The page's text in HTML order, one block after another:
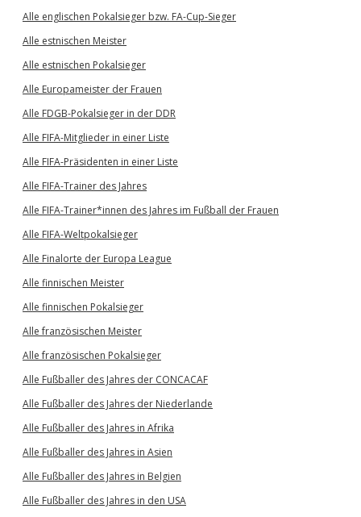
Alle englischen Pokalsieger bzw. FA-Cup-Sieger
Alle estnischen Meister
Alle estnischen Pokalsieger
Alle Europameister der Frauen
Alle FDGB-Pokalsieger in der DDR
Alle FIFA-Mitglieder in einer Liste
Alle FIFA-Präsidenten in einer Liste
Alle FIFA-Trainer des Jahres
Alle FIFA-Trainer*innen des Jahres im Fußball der Frauen
Alle FIFA-Weltpokalsieger
Alle Finalorte der Europa League
Alle finnischen Meister
Alle finnischen Pokalsieger
Alle französischen Meister
Alle französischen Pokalsieger
Alle Fußballer des Jahres der CONCACAF
Alle Fußballer des Jahres der Niederlande
Alle Fußballer des Jahres in Afrika
Alle Fußballer des Jahres in Asien
Alle Fußballer des Jahres in Belgien
Alle Fußballer des Jahres in den USA